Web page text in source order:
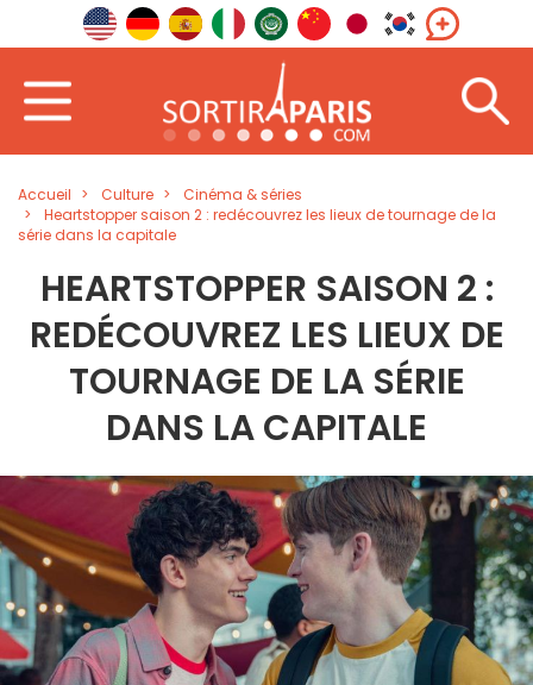
Accueil Culture
Cinéma & séries
Heartstopper saison 2 : redécouvrez les lieux de tournage de la
série dans la capitale
HEARTSTOPPER SAISON 2 :
REDÉCOUVREZ LES LIEUX DE
TOURNAGE DE LA SÉRIE
DANS LA CAPITALE